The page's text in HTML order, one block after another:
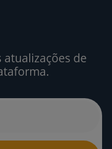
atualizações de